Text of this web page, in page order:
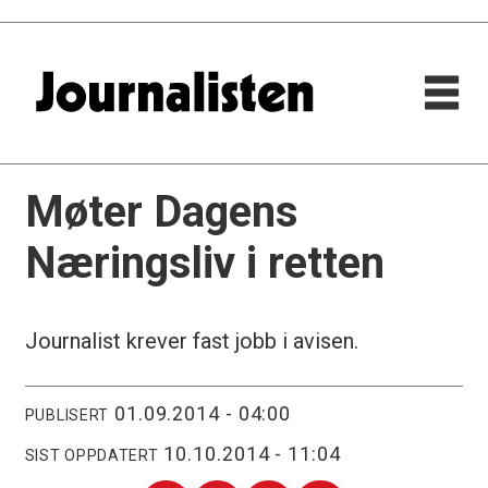
Møter Dagens
Næringsliv i retten
Journalist krever fast jobb i avisen.
PUBLISERT 01.09.2014 - 04:00
SIST OPPDATERT 10.10.2014 - 11:04